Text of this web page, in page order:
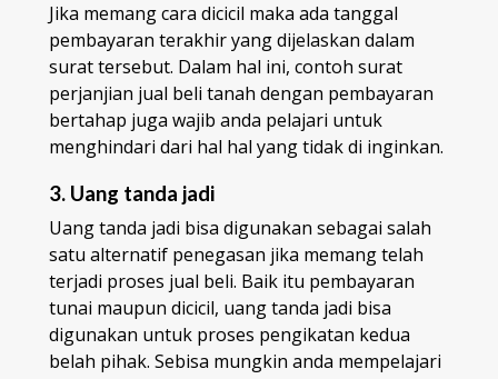
Jika memang cara dicicil maka ada tanggal
pembayaran terakhir yang dijelaskan dalam
surat tersebut. Dalam hal ini, contoh surat
perjanjian jual beli tanah dengan pembayaran
bertahap juga wajib anda pelajari untuk
menghindari dari hal hal yang tidak di inginkan.
3. Uang tanda jadi
Uang tanda jadi bisa digunakan sebagai salah
satu alternatif penegasan jika memang telah
terjadi proses jual beli. Baik itu pembayaran
tunai maupun dicicil, uang tanda jadi bisa
digunakan untuk proses pengikatan kedua
belah pihak. Sebisa mungkin anda mempelajari